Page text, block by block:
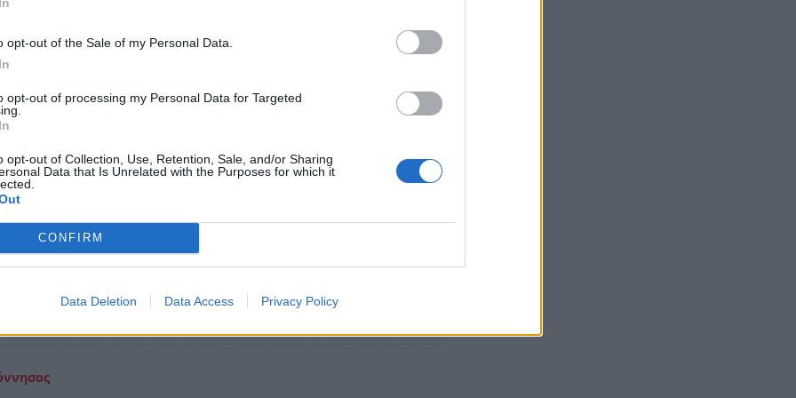
opt-out of the Sale of my Personal Data.
opt-out of processing my Personal Data for Targeted
opt-out of Collection, Use, Retention, Sale, and/or Sharing
Data that Is Unrelated with the Purposes for which it
CONFIRM
Data Deletion Data Access Privacy Policy
για τις μικρομεσαίες επιχειρήσεις το οποίο δύναται να
καταλυτικά στην ενίσχυση της ανταγωνιστικότητας - Το
Office και οι Φοιτητικές Εστίες
Πολύ υψηλός κίνδυνος πυρκαγιάς σήμερα
κινδύνου 4 βρίσκονται η Κορινθία, η Αργολίδα, η
η Λακωνία, η Αχαΐα και η Ηλεία – Σε κατάσταση συναγερμού